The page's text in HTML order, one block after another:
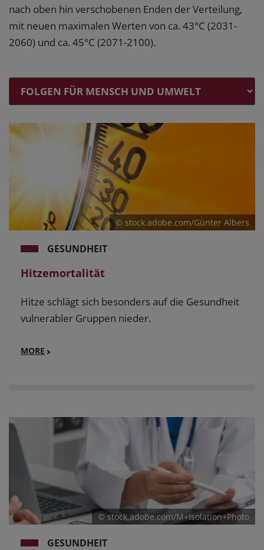
nach oben hin verschobenen Enden der Verteilung,
mit neuen maximalen Werten von ca. 43°C (2031-
2060) und ca. 45°C (2071-2100).
© stock.adobe.com/Günter Albers
GESUNDHEIT
Hitzemortalität
Hitze schlägt sich besonders auf die Gesundheit
vulnerabler Gruppen nieder.
MORE
© stock.adobe.com/M+Isolation+Photo
GESUNDHEIT